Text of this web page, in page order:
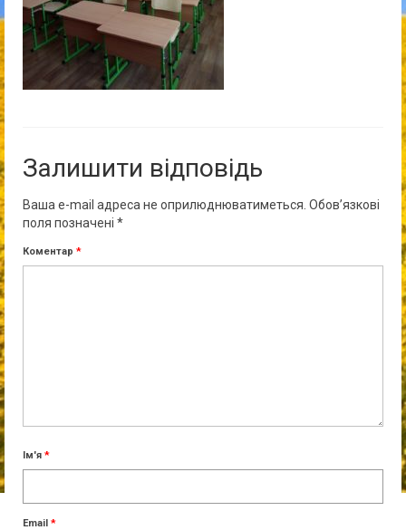
Залишити відповідь
Ваша e-mail адреса не оприлюднюватиметься. Обов’язкові
поля позначені *
Коментар *
Ім'я *
Email *